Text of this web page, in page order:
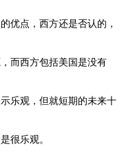
优点，西方还是否认的，
而西方包括美国是没有
乐观，但就短期的未来十
很乐观。